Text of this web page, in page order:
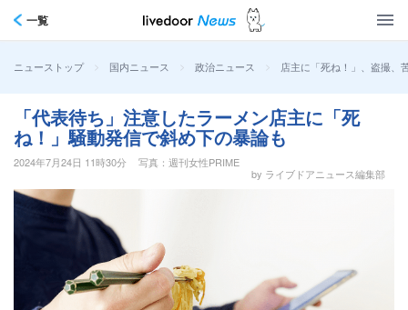
一覧
ニューストップ > 国内ニュース > 政治ニュース > 店主に「死ね！」、盗撮、
「代表待ち」注意したラーメン店主に「死
ね！」騒動発信で斜め下の暴論も
2024年7月24日 11時30分
写真：週刊女性PRIME
by ライブドアニュース編集部